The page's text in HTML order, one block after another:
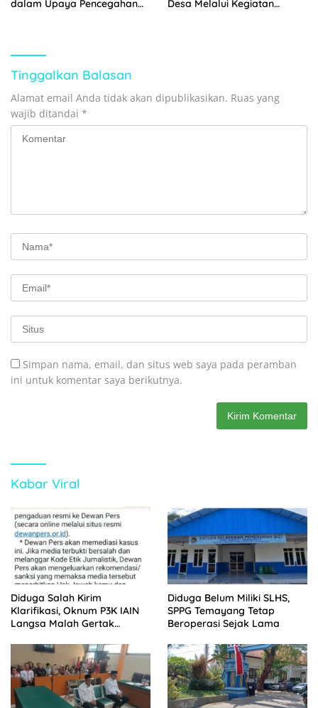
dalam Upaya Pencegahan
Desa Melalui Kegiatan
Tinggalkan Balasan
Alamat email Anda tidak akan dipublikasikan. Ruas yang
wajib ditandai *
Simpan nama, email, dan situs web saya pada peramban
ini untuk komentar saya berikutnya.
Kabar Viral
Diduga Salah Kirim
Klarifikasi, Oknum P3K IAIN
Langsa Malah Gertak
Diduga Belum Miliki SLHS,
SPPG Temayang Tetap
Beroperasi Sejak Lama